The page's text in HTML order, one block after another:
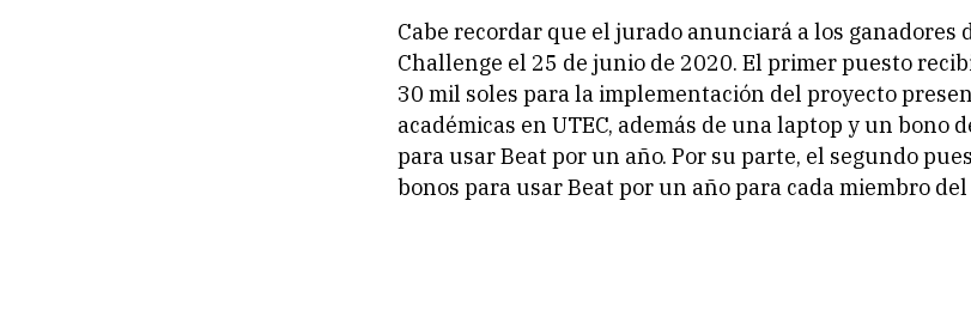
Cabe recordar que el jurado anunciará a los ganadores
Challenge el 25 de junio de 2020. El primer puesto
30 mil soles para la implementación del proyecto
académicas en UTEC, además de una laptop y un bono
para usar Beat por un año. Por su parte, el segundo
bonos para usar Beat por un año para cada miembro